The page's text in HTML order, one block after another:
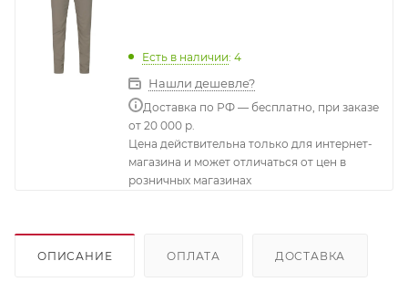
Есть в наличии: 4
Нашли дешевле?
Доставка по РФ — бесплатно, при заказе
от 20 000 р.
Цена действительна только для интернет-
магазина и может отличаться от цен в
розничных магазинах
ОПИСАНИЕ ОПЛАТА ДОСТАВКА